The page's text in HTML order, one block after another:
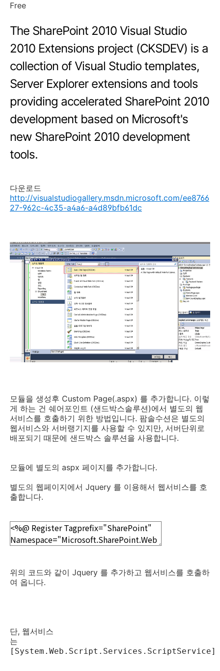
Free
The SharePoint 2010 Visual Studio
2010 Extensions project (CKSDEV) is a
collection of Visual Studio templates,
Server Explorer extensions and tools
providing accelerated SharePoint 2010
development based on Microsoft's
new SharePoint 2010 development
tools.
다운로드
http://visualstudiogallery.msdn.microsoft.com/ee8766
27-962c-4c35-a4a6-a4d89bfb61dc
모듈을 생성후 Custom Page(.aspx) 를 추가합니다. 이렇
게 하는 건 쉐어포인트 (샌드박스솔루션)에서 별도의 웹
서비스를 호출하기 위한 방법입니다. 팜솔수션은 별도의
웹서비스와 서버랭기지를 사용할 수 있지만, 서버단위로
배포되기 때문에 샌드박스 솔루션을 사용합니다.
모듈에 별도의 aspx 페이지를 추가합니다.
별도의 웹페이지에서 Jquery 를 이용해서 웹서비스를 호
출합니다.
위의 코드와 같이 Jquery 를 추가하고 웹서비스를 호출하
여 옵니다.
단, 웹서비스
는
[System.Web.Script.Services.ScriptService]